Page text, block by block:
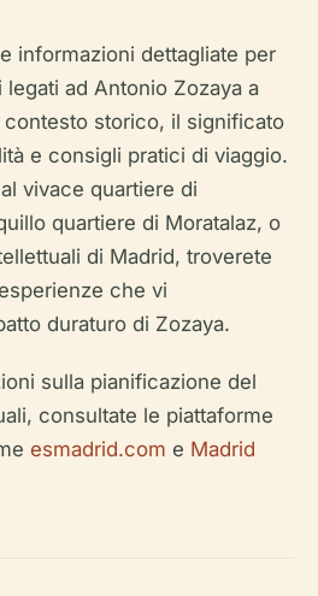
informazioni dettagliate per
ad Antonio Zozaya a
storico, il significato
e consigli pratici di viaggio.
vivace quartiere di
quartiere di Moratalaz, o
di Madrid, troverete
che vi
duraturo di Zozaya.
sulla pianificazione del
consultate le piattaforme
esmadrid.com e Madrid